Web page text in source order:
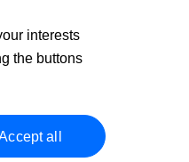
B-1561, NIF A08000143.
interests
the buttons
all